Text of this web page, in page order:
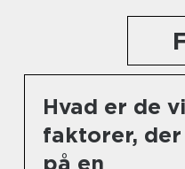
Hvad er de
faktorer,
på en